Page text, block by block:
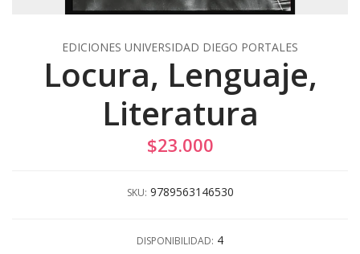
EDICIONES UNIVERSIDAD DIEGO PORTALES
Locura, Lenguaje,
Literatura
$23.000
SKU: 9789563146530
DISPONIBILIDAD: 4